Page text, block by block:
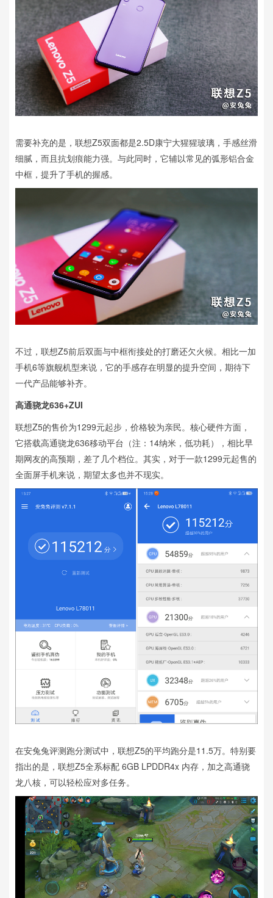
需要补充的是，联想Z5双面都是2.5D康宁大猩猩玻璃，手感丝滑
细腻，而且抗划痕能力强。与此同时，它辅以常见的弧形铝合金
中框，提升了手机的握感。
不过，联想Z5前后双面与中框衔接处的打磨还欠火候。相比一加
手机6等旗舰机型来说，它的手感存在明显的提升空间，期待下
一代产品能够补齐。
高通骁龙636+ZUI
联想Z5的售价为1299元起步，价格较为亲民。核心硬件方面，
它搭载高通骁龙636移动平台（注：14纳米，低功耗），相比早
期网友的高预期，差了几个档位。其实，对于一款1299元起售的
全面屏手机来说，期望太多也并不现实。
在安兔兔评测跑分测试中，联想Z5的平均跑分是11.5万。特别要
指出的是，联想Z5全系标配 6GB LPDDR4x 内存，加之高通骁
龙八核，可以轻松应对多任务。